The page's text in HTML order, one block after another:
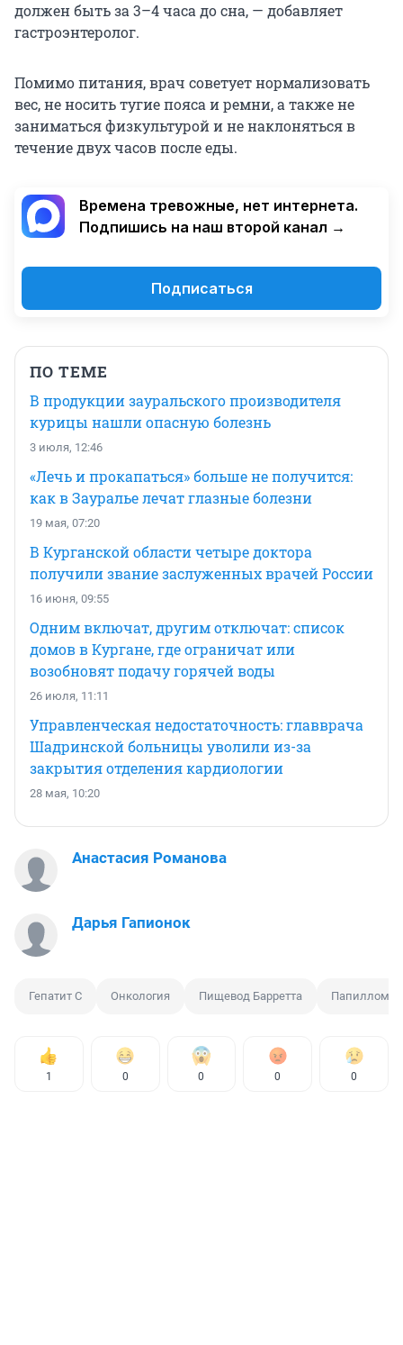
должен быть за 3–4 часа до сна, — добавляет
гастроэнтеролог.
Помимо питания, врач советует нормализовать
вес, не носить тугие пояса и ремни, а также не
заниматься физкультурой и не наклоняться в
течение двух часов после еды.
Времена тревожные, нет интернета.
Подпишись на наш второй канал →
Подписаться
ПО ТЕМЕ
В продукции зауральского производителя
курицы нашли опасную болезнь
3 июля, 12:46
«Лечь и прокапаться» больше не получится:
как в Зауралье лечат глазные болезни
19 мая, 07:20
В Курганской области четыре доктора
получили звание заслуженных врачей России
16 июня, 09:55
Одним включат, другим отключат: список
домов в Кургане, где ограничат или
возобновят подачу горячей воды
26 июля, 11:11
Управленческая недостаточность: главврача
Шадринской больницы уволили из-за
закрытия отделения кардиологии
28 мая, 10:20
Анастасия Романова
Дарья Гапионок
Гепатит С Онкология Пищевод Барретта Папилломы
1 0 0 0 0